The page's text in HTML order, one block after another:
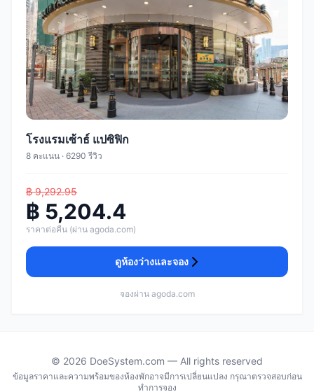
โรงแรมเซ้าธ์ แปซิฟิก
8 คะแนน · 6290 รีวิว
฿ 9,292.95
฿ 5,204.4
ราคาต่อคืน (ผ่าน agoda.com)
ดูห้องว่างและจอง
จองผ่าน agoda.com
© 2026 DoeSystem.com — All rights reserved
ข้อมูลราคาและความพร้อมของห้องพักอาจมีการเปลี่ยนแปลง กรุณาตรวจสอบก่อน
ทำการจอง